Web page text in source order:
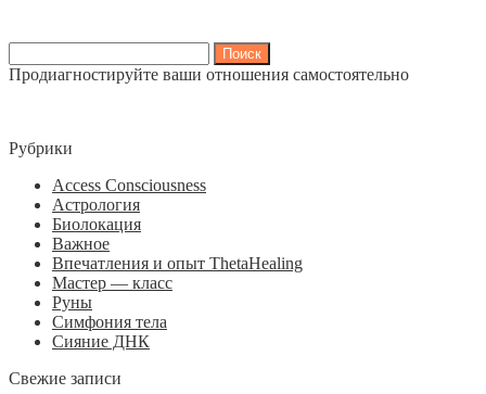
Продиагностируйте ваши отношения самостоятельно
Рубрики
Access Consciousness
Астрология
Биолокация
Важное
Впечатления и опыт ThetaHealing
Мастер — класс
Руны
Симфония тела
Сияние ДНК
Свежие записи